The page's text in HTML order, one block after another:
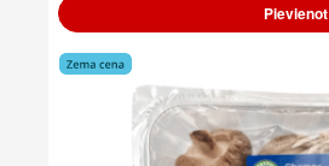
Pievienot